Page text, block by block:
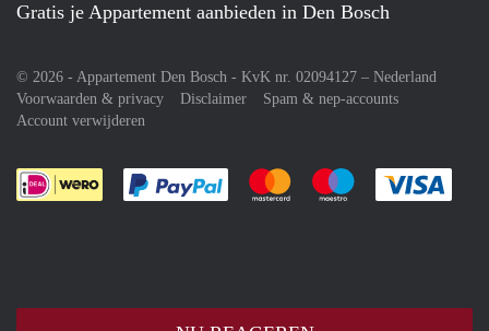
Gratis je Appartement aanbieden in Den Bosch
© 2026 - Appartement Den Bosch - KvK nr. 02094127 – Nederland
Voorwaarden & privacy
Disclaimer
Spam & nep-accounts
Account verwijderen
Je rekent gemakkelijk af met Paypal
Je rekent gemakkelijk af met
Je rekent